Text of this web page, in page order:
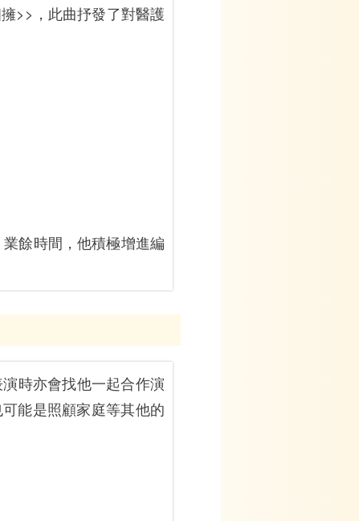
>>，此曲抒發了對醫護
業餘時間，他積極增進編
時亦會找他一起合作演
能是照顧家庭等其他的